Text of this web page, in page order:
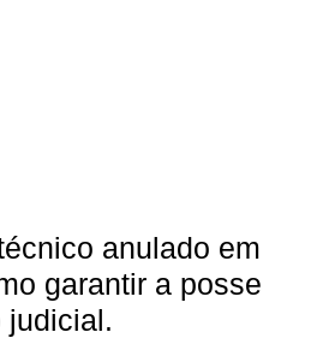
anulado em
garantir a posse
judicial.